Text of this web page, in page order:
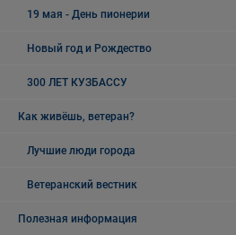
19 мая - День пионерии
Новый год и Рождество
300 ЛЕТ КУЗБАССУ
Как живёшь, ветеран?
Лучшие люди города
Ветеранский вестник
Полезная информация